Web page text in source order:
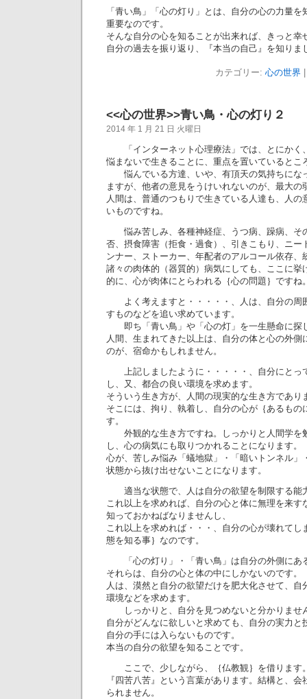
「青い鳥」「心の灯り」とは、自分の心の力量
重要なのです。
そんな自分の心を知ることが出来れば、きっと幸
自分の過去を振り返り、『本当の自己』を知りま
カテゴリー: 心の世界
<<心の世界>>青い鳥・心の灯り２
2014 年 1 月 21 日 火曜日
「インターネット心理療法」では、とにかく
悩まないで生きることに、重点を置いているとこ
悩んでいる方達、いや、有頂天の気持ちにな
ますが、他者の意見をうけいれないのが、最大の
人間は、普通のつもりで生きている人達も、人の
いものですね。
悩み苦しみ、各種神経症、うつ病、躁病、そ
否、摂食障害（拒食・過食）、引きこもり、ニー
ンナー、ストーカー、年配者のアルコール依存、
諸々の肉体的（器質的）病気にしても、ここに挙
的に、心が肉体にとらわれる｛心の問題｝ですね
よく考えますと・・・・・、人は、自分の周
すものなどを追い求めています。
即ち「青い鳥」や「心の灯」を一生懸命に探
人間、生まれてきた以上は、自分の体と心の外側
のが、宿命かもしれません。
上記しましたように・・・・・、自分にとっ
し、又、都合の良い環境を求めます。
そういう生き方が、人間の現実的な生き方であり
そこには、拘り、執着し、自分の心が｛あるもの
す。
外観的な生き方ですね。しっかりと人間学を
し、心の病気にも取りつかれることになります。
心が、苦しみ悩み「蟻地獄」・「暗いトンネル」
状態から抜け出せないことになります。
適当な状態で、人は自分の欲望を制限する能
これ以上を求めれば、自分の心と体に無理を来す
知っておかねばなりませんし、
これ以上を求めれば・・・、自分の心が壊れてし
態を知る事｝なのです。
「心の灯り」・「青い鳥」は自分の外側にあ
それらは、自分の心と体の中にしかないのです。
人は、漠然と自分の欲望だけを肥大化させて、自
環境などを求めます。
しっかりと、自分を見つめないと分かりませ
自分がどんなに欲しいと求めても、自分の実力と
自分の手には入らないものです。
本当の自分の欲望を知ることです。
ここで、少しながら、｛仏教観｝を借ります
『四苦八苦』という言葉があります。結構と、
られません。